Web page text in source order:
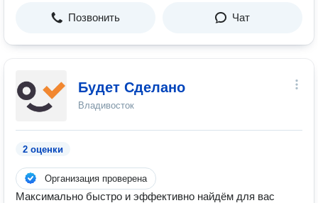
Позвонить Чат
Будет Сделано
Владивосток
2 оценки
Организация проверена
Максимально быстро и эффективно найдём для вас